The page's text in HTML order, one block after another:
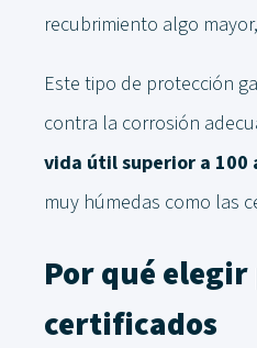
recubrimiento algo
Este tipo de protección
contra la corrosión
vida útil superior a 100
muy húmedas como las
Por qué
certificados